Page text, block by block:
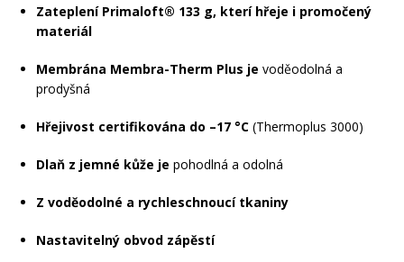
Zateplení Primaloft® 133 g, kterí hřeje i promočený
materiál
Membrána Membra-Therm Plus je voděodolná a
prodyšná
Hřejivost certifikována do –17 °C (Thermoplus 3000)
Dlaň z jemné kůže je pohodlná a odolná
Z voděodolné a rychleschnoucí tkaniny
Nastavitelný obvod zápěstí